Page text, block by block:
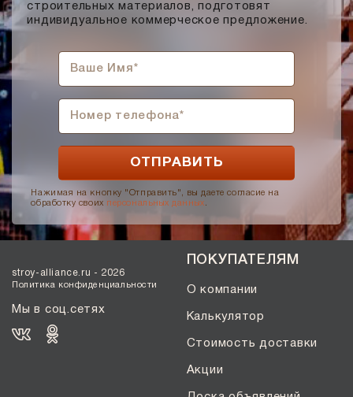
строительных материалов, подготовят
индивидуальное коммерческое предложение.
Нажимая на кнопку "Отправить", вы даете согласие на
обработку своих персональных данных .
stroy-alliance.ru - 2026
Политика конфиденциальности
Мы в соц.сетях
ПОКУПАТЕЛЯМ
О компании
Калькулятор
Стоимость доставки
Акции